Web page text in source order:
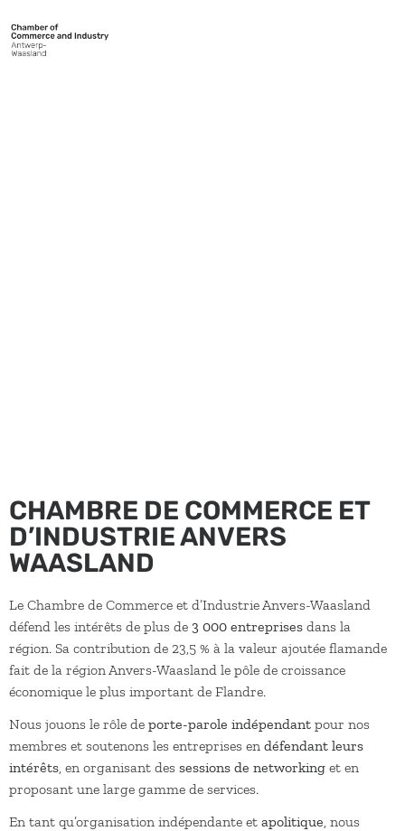
CHAMBRE DE COMMERCE ET
D’INDUSTRIE ANVERS
WAASLAND
Le Chambre de Commerce et d’Industrie Anvers-Waasland
défend les intérêts de plus de 3 000 entreprises dans la
région. Sa contribution de 23,5 % à la valeur ajoutée flamande
fait de la région Anvers-Waasland le pôle de croissance
économique le plus important de Flandre.
Nous jouons le rôle de porte-parole indépendant pour nos
membres et soutenons les entreprises en défendant leurs
intérêts, en organisant des sessions de networking et en
proposant une large gamme de services.
En tant qu’organisation indépendante et apolitique, nous